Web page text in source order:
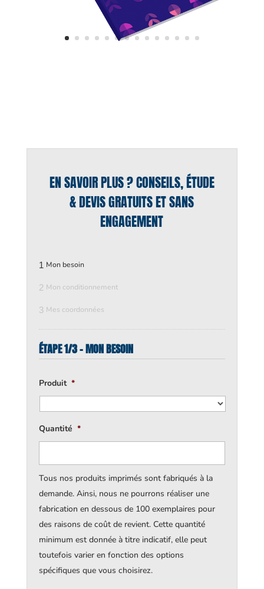
EN SAVOIR PLUS ? CONSEILS, ÉTUDE
& DEVIS GRATUITS ET SANS
ENGAGEMENT
1 Mon besoin
2 Mon conditionnement
3 Mes coordonnées
ÉTAPE 1/3 - MON BESOIN
Produit *
Quantité *
Tous nos produits imprimés sont fabriqués à la
demande. Ainsi, nous ne pourrons réaliser une
fabrication en dessous de 100 exemplaires pour
des raisons de coût de revient. Cette quantité
minimum est donnée à titre indicatif, elle peut
toutefois varier en fonction des options
spécifiques que vous choisirez.